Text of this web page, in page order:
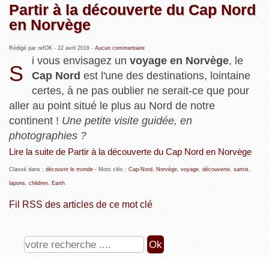
Partir à la découverte du Cap Nord
en Norvège
Rédigé par refOK - 22 avril 2016- Aucun commentaire
S
i vous envisagez unvoyage en Norvège, le
Cap Nord est l'une des destinations, lointaine
certes, à ne pas oublier ne serait-ce que pour
aller au point situé le plus au Nord de notre
continent ! Une petite visite guidée, en
photographies ?
Lire la suite de Partir à la découverte du Cap Nord en Norvège
Classé dans : découvrir le monde- Mots clés : Cap-Nord Norvège, voyage, découverte, samis,
lapons, children, Earth
Fil RSS des articles de ce mot clé